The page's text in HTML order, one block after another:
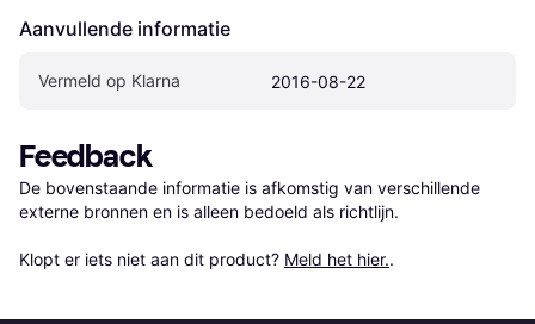
Aanvullende informatie
Vermeld op Klarna 2016-08-22
Feedback
De bovenstaande informatie is afkomstig van verschillende
externe bronnen en is alleen bedoeld als richtlijn.
Klopt er iets niet aan dit product? Meld het hier..